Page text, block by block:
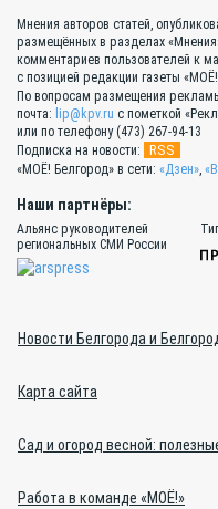
Мнения авторов статей,
размещённых в разделах
комментариев пользователей к
с позицией редакции газеты
По вопросам размещения
почта: lip@kpv.ru с пометкой
или по телефону (473) 267-94-13
Подписка на новости:
RSS
«МОЁ! Белгород» в сети: «Дзен»,
Наши партнёры:
Альянс руководителей
региональных СМИ России
Новости Белгорода и
Карта сайта
Сад и огород весной:
Работа в команде «МОЁ!»